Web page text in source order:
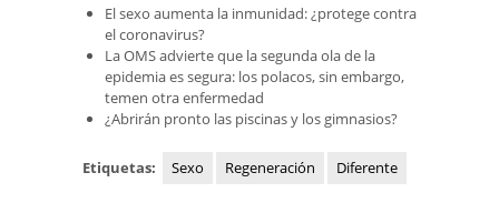
El sexo aumenta la inmunidad: ¿protege contra
el coronavirus?
La OMS advierte que la segunda ola de la
epidemia es segura: los polacos, sin embargo,
temen otra enfermedad
¿Abrirán pronto las piscinas y los gimnasios?
Etiquetas: Sexo Regeneración Diferente